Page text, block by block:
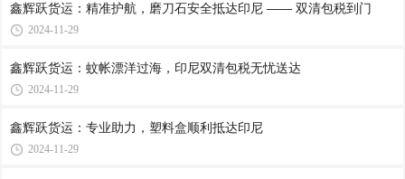
鑫辉跃货运：精准护航，磨刀石安全抵达印尼 —— 双清包税到门
2024-11-29
鑫辉跃货运：蚊帐漂洋过海，印尼双清包税无忧送达
2024-11-29
鑫辉跃货运：专业助力，塑料盒顺利抵达印尼
2024-11-29